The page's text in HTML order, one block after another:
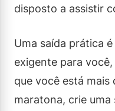
disposto a assistir
Uma saída prática
exigente para
que você está mais
maratona, crie uma